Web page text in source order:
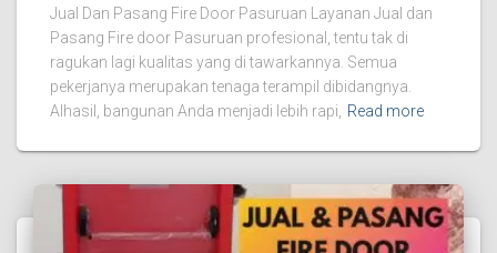
Jual Dan Pasang Fire Door Pasuruan Layanan Jual dan
Pasang Fire door Pasuruan profesional, tentu tak di
ragukan lagi kualitas yang di tawarkannya. Semua
pekerjanya merupakan tenaga terampil dibidangnya.
Alhasil, bangunan Anda menjadi lebih rapi, Read more